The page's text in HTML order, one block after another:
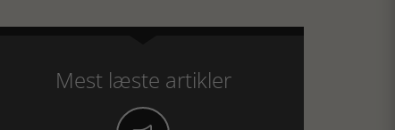
Mest læste artikler